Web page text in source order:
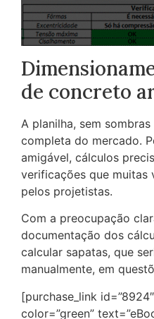
de concreto
A planilha, sem
completa do mercado.
amigável, cálculos
verificações que muitas
pelos projetistas.
Com a preocupação
documentação dos
calcular sapatas, que
manualmente, em
[purchase_link
color=”green”